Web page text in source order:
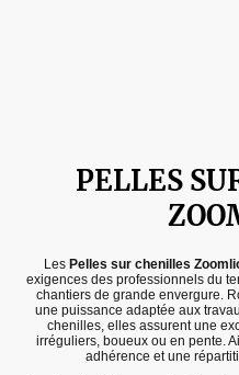
PELLES
Les Pelles sur chenilles
exigences des professionnels du
chantiers de grande envergure.
une puissance adaptée aux
chenilles, elles assurent une
irréguliers, boueux ou en pente.
adhérence et une